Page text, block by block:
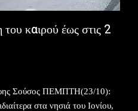
καιρού έως στις 2
Σούσος ΠΕΜΠΤΗ(23/10):
στα νησιά του Ιονίου,